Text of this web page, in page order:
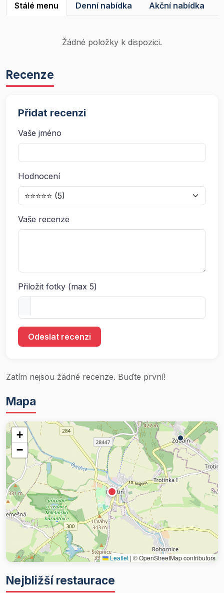
Stálé menu Denní nabídka Akční nabídka
Žádné položky k dispozici.
Recenze
Přidat recenzi
Vaše jméno
Hodnocení
Vaše recenze
Přiložit fotky (max 5)
Odeslat recenzi
Zatím nejsou žádné recenze. Buďte první!
Mapa
+
−
Leaflet | © OpenStreetMap contributors
Nejbližší restaurace